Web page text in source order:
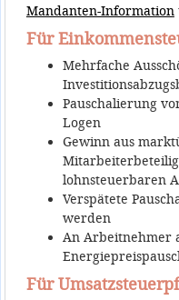
Mandanten-Information
Für
Mehrfache
Pauschalierung
Logen
Gewinn aus
lohnsteuerbaren
Verspätete
werden
An Arbeitnehmer
Für